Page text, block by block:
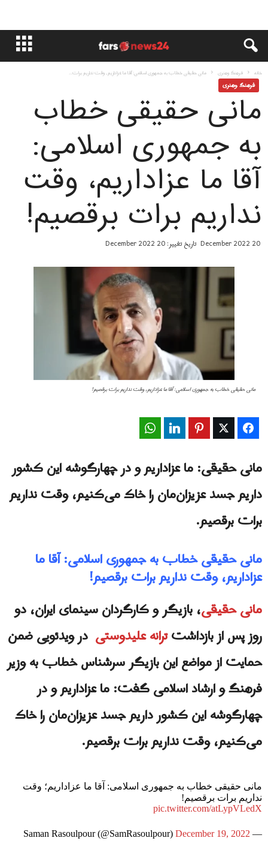
خانه فرهنگ وهنری مانی حقیقی خطاب به جمهوری اسلامی: آقا ما عزاداریم، وقت نداریم برات...
فرهنگ وهنری
مانی حقیقی خطاب
به جمهوری اسلامی:
آقا ما عزاداریم، وقت
نداریم برات برقصیم!
20 December 2022 تاریخ تغییر: 20 December 2022
مانی حقیقی خطاب به جمهوری اسلامی: آقا ما عزاداریم، وقت نداریم برات برقصیم!
Facebook
Twitter
Pinterest
LinkedIn
مانی حقیقی: ما عزاداریم و در چهارگوشه این کشور
داریم جسد عزیزان‌مان را خاک می‌کنیم، وقت نداریم
برات برقصیم.
مانی حقیقی خطاب به جمهوری اسلامی: آقا ما
عزاداریم، وقت نداریم برات برقصیم!
مانی حقیقی، بازیگر و کارگردان سینمای ایران، دو
روز پس از بازداشتترانه علیدوستی در ویدئویی ضمن
حمایت از مواضع این بازیگر سرشناس خطاب به وزیر
فرهنگ و ارشاد اسلامی گفت: ما عزاداریم و در
چهارگوشه این کشور داریم جسد عزیزان‌مان را خاک
می‌کنیم، وقت نداریم برات برقصیم.
مانی حقیقی خطاب به جمهوری اسلامی: آقا ما عزاداریم؛ وقت
نداریم برات برقصیم!
pic.twitter.com/atLypVLedX
— Saman Rasoulpour (@SamRasoulpour)
December 19, 2022